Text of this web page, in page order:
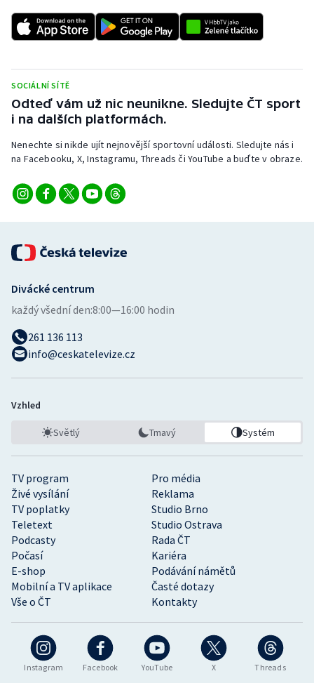
Sportovní střelba
Triatlon
Vodní slalom
Volejbal
SOCIÁLNÍ SÍTĚ
Odteď vám už nic neunikne. Sledujte ČT sport
i na dalších platformách.
Nenechte si nikde ujít nejnovější sportovní události. Sledujte nás i
na Facebooku, X, Instagramu, Threads či YouTube a buďte v obraze.
Instagram Facebook YouTube X Threads
TV program
Pro média
Živé vysílání
Reklama
TV poplatky
Studio Brno
Teletext
Studio Ostrava
Podcasty
Rada ČT
Počasí
Kariéra
E-shop
Podávání námětů
Mobilní a TV aplikace
Časté dotazy
Vše o ČT
Kontakty
Divácké centrum
každý všední den:8:00—16:00 hodin
261 136 113
info@ceskatelevize.cz
Vzhled
Světlý Tmavý Systém